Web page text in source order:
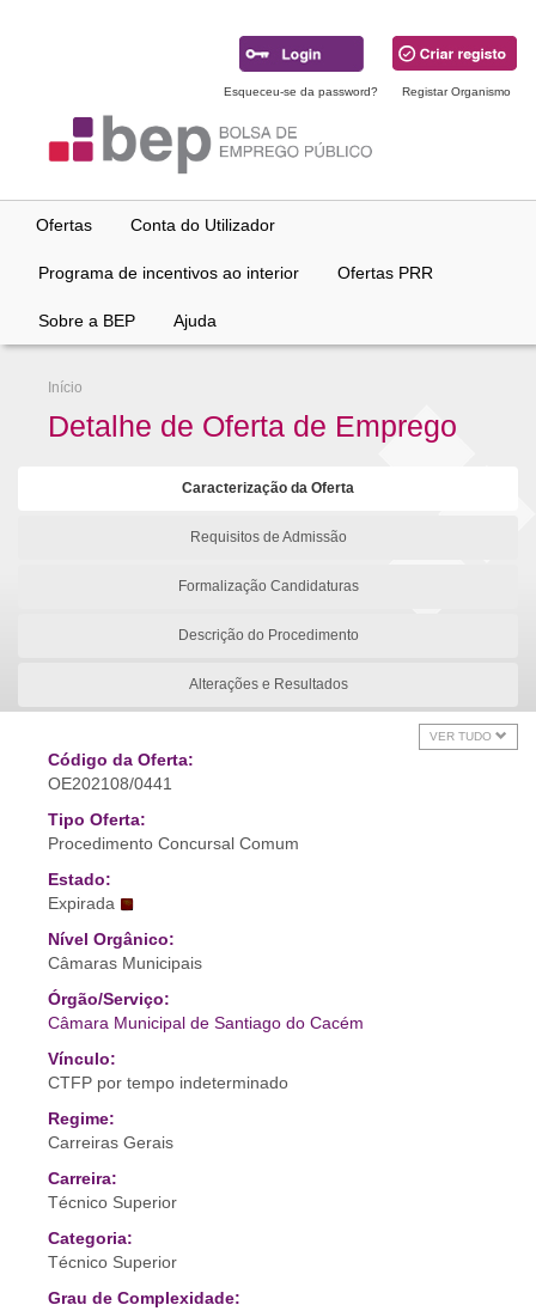
Esqueceu-se da password? Registar Organismo
Ofertas Conta do Utilizador
Programa de incentivos ao interior Ofertas PRR
Sobre a BEP Ajuda
Início
Detalhe de Oferta de Emprego
Caracterização da Oferta
Requisitos de Admissão
Formalização Candidaturas
Descrição do Procedimento
Alterações e Resultados
VER TUDO
Código da Oferta:
OE202108/0441
Tipo Oferta:
Procedimento Concursal Comum
Estado:
Expirada
Nível Orgânico:
Câmaras Municipais
Órgão/Serviço:
Câmara Municipal de Santiago do Cacém
Vínculo:
CTFP por tempo indeterminado
Regime:
Carreiras Gerais
Carreira:
Técnico Superior
Categoria:
Técnico Superior
Grau de Complexidade: